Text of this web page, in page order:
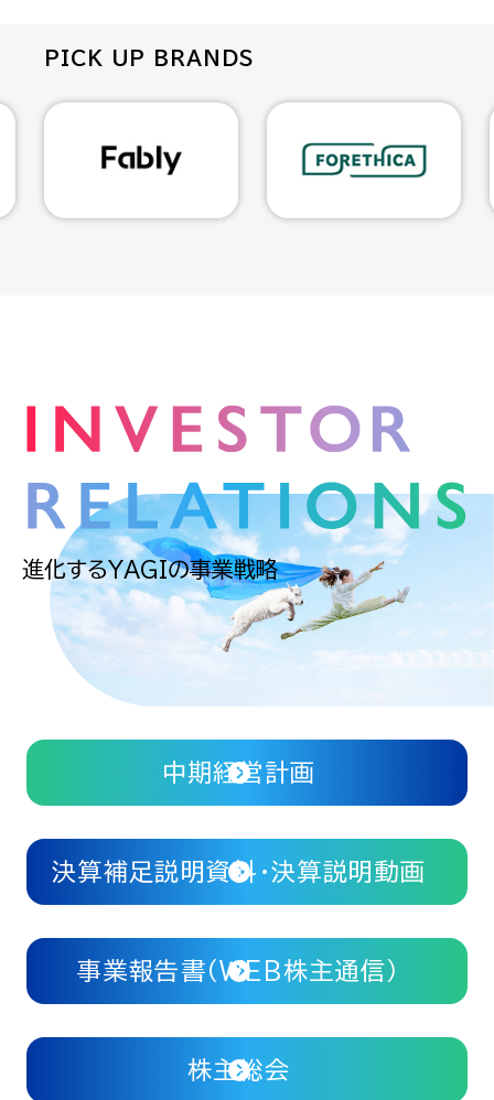
PICK UP BRANDS
中期経営計画
決算補足説明資料・決算説明動画
事業報告書（WEB株主通信）
株主総会
進化するYAGIの事業戦略